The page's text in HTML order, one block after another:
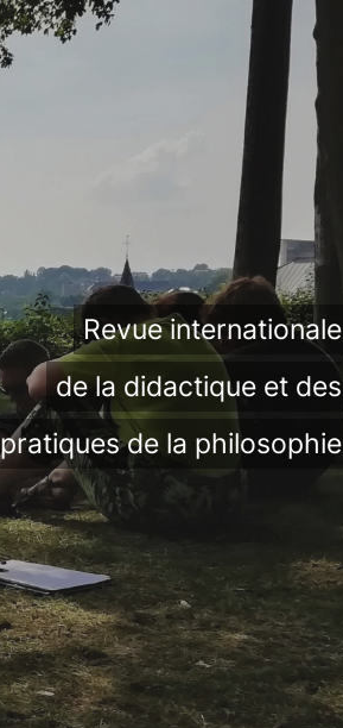
Revue internationale
de la didactique et des
pratiques de la philosophie